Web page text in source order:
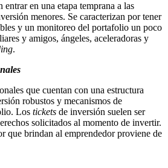
entrar en una etapa temprana a las
menores. Se caracterizan por tener
y un monitoreo del portafolio un poco
y amigos, ángeles, aceleradoras y
.
que cuentan con una estructura
robustos y mecanismos de
Los tickets de inversión suelen ser
solicitados al momento de invertir.
que brindan al emprendedor proviene de